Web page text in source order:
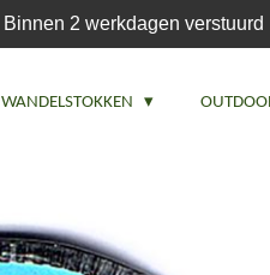
Binnen 2 werkdagen verstuurd
WANDELSTOKKEN